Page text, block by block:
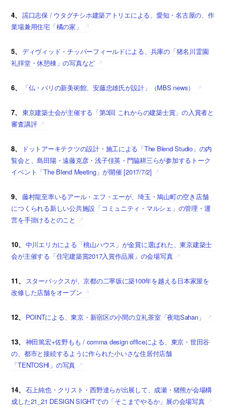
4、
謡口志保 / ウタグチシホ建築アトリエによる、愛知・名古屋の、作
業場兼用住宅「橘の家」
5、
ディヴィッド・チッパーフィールドによる、兵庫の「猪名川霊園
礼拝堂・休憩棟」の写真など
6、 「仏・パリの新美術館、安藤忠雄氏が設計」（MBS news）
7、
東京建築士会が主催する「第3回 これからの建築士賞」の入賞者と
審査講評
8、
ドットアーキテクツの設計・施工による「The Blend Studio」の内
覧会と、島田陽・遠藤克彦・浅子佳英・門脇耕三らが参加するトーク
イベント「The Blend Meeting」が開催 [2017/7/2]
9、
藤村龍至率いるアール・エフ・エーが、埼玉・鳩山町の空き店舗
につくられる新しい公共施設「コミュニティ・マルシェ」の管理・運
営を手掛けるとのこと
10、
中川エリカによる「桃山ハウス」が金賞に選ばれた、東京建築士
会が主催する「住宅建築賞2017入賞作品展」の会場写真
11、
スターバックスが、京都の二寧坂に築100年を越える日本家屋を
改修した店舗をオープン
12、 POINTによる、東京・新宿区の小間の立礼茶室「夜咄Sahan」
13、
神田篤宏+佐野もも / comma design officeによる、東京・世田谷
の、都市と接続するように作られた小いさな住居付店舗
「TENTOSHI」の写真
14、
石上純也・クリスト・西野達らが出展して、成瀬・猪熊が会場構
成した21_21 DESIGN SIGHTでの「そこまでやるか」展の会場写真